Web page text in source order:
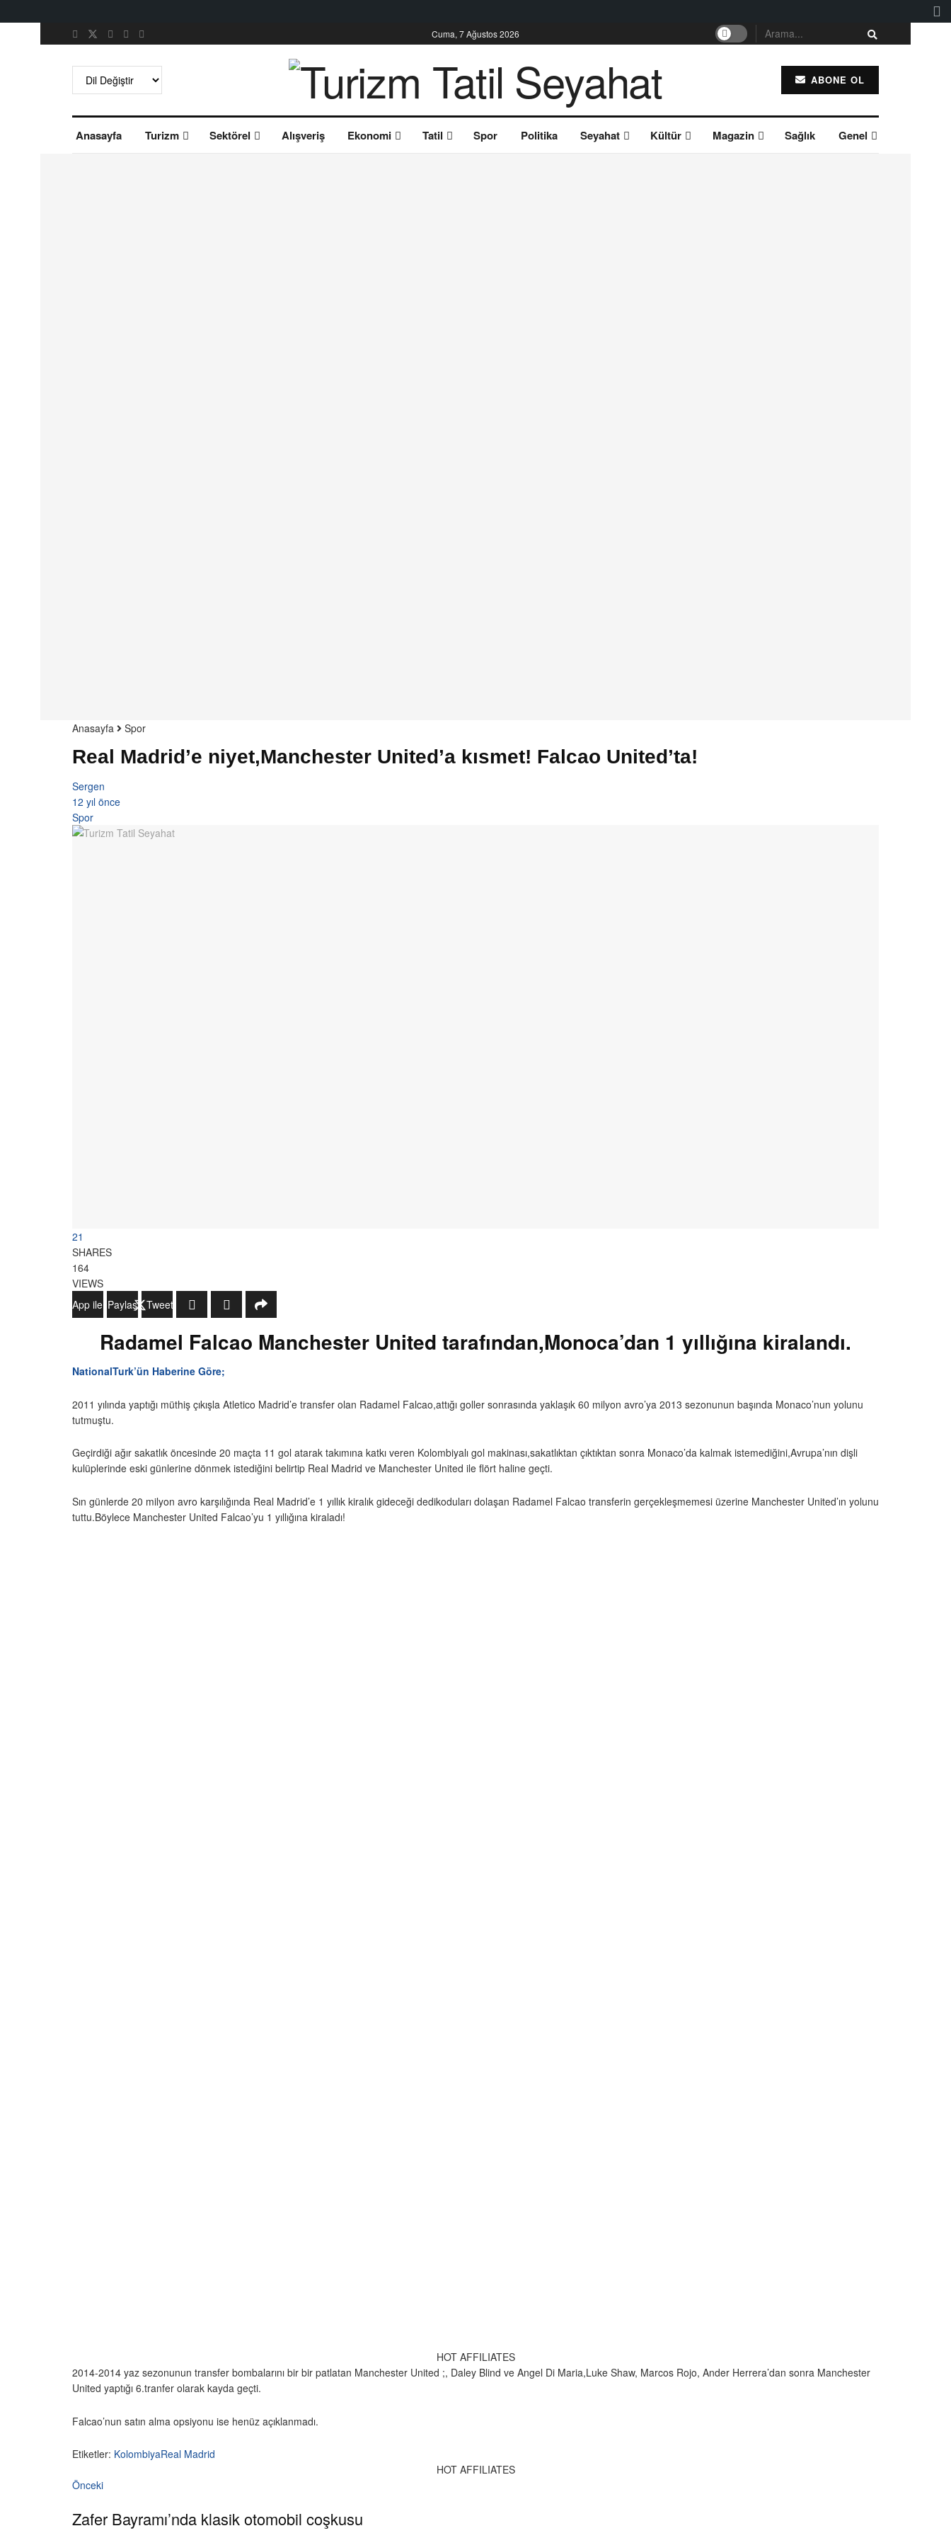
Cuma, 7 Ağustos 2026
ABONE OL
Anasayfa Turizm Sektörel Alışveriş Ekonomi Tatil Spor Politika Seyahat Kültür Magazin Sağlık Genel
Anasayfa Spor
Real Madrid’e niyet,Manchester United’a kısmet! Falcao United’ta!
Sergen
12 yıl önce
Spor
21
SHARES
164
VIEWS
WhatsApp ile Gönder
Paylaş Tweetle
Radamel Falcao Manchester United tarafından,Monoca’dan 1 yıllığına kiralandı.
NationalTurk’ün Haberine Göre;
2011 yılında yaptığı müthiş çıkışla Atletico Madrid’e transfer olan Radamel Falcao,attığı goller sonrasında yaklaşık 60 milyon avro’ya 2013 sezonunun başında Monaco’nun yolunu
tutmuştu.
Geçirdiği ağır sakatlık öncesinde 20 maçta 11 gol atarak takımına katkı veren Kolombiyalı gol makinası,sakatlıktan çıktıktan sonra Monaco’da kalmak istemediğini,Avrupa’nın dişli
kulüplerinde eski günlerine dönmek istediğini belirtip Real Madrid ve Manchester United ile flört haline geçti.
Sın günlerde 20 milyon avro karşılığında Real Madrid’e 1 yıllık kiralık gideceği dedikoduları dolaşan Radamel Falcao transferin gerçekleşmemesi üzerine Manchester United’ın yolunu
tuttu.Böylece Manchester United Falcao’yu 1 yıllığına kiraladı!
HOT AFFILIATES
2014-2014 yaz sezonunun transfer bombalarını bir bir patlatan Manchester United ;, Daley Blind ve Angel Di Maria,Luke Shaw, Marcos Rojo, Ander Herrera’dan sonra Manchester
United yaptığı 6.tranfer olarak kayda geçti.
Falcao’nun satın alma opsiyonu ise henüz açıklanmadı.
Etiketler: KolombiyaReal Madrid
HOT AFFILIATES
Önceki
Zafer Bayramı’nda klasik otomobil coşkusu